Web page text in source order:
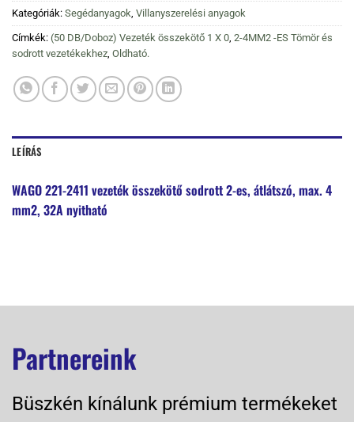
Kategóriák: Segédanyagok, Villanyszerelési anyagok
Címkék: (50 DB/Doboz) Vezeték összekötő 1 X 0, 2-4MM2 -ES Tömör és
sodrott vezetékekhez, Oldható.
LEÍRÁS
WAGO 221-2411 vezeték összekötő sodrott 2-es, átlátszó, max. 4
mm2, 32A nyitható
Partnereink
Büszkén kínálunk prémium termékeket